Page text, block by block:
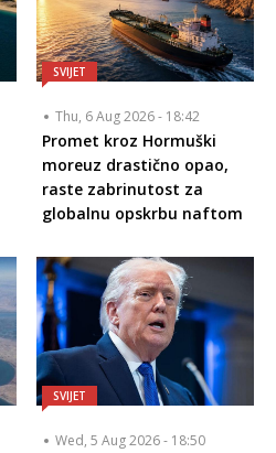
SVIJET
Thu, 6 Aug 2026 - 18:42
Promet kroz Hormuški
moreuz drastično opao,
raste zabrinutost za
globalnu opskrbu naftom
SVIJET
Wed, 5 Aug 2026 - 18:50